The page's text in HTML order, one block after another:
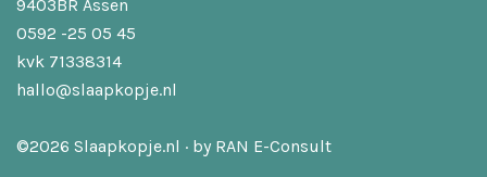
9403BR Assen
0592 -25 05 45
kvk 71338314
hallo@slaapkopje.nl
©2026 Slaapkopje.nl · by RAN E-Consult